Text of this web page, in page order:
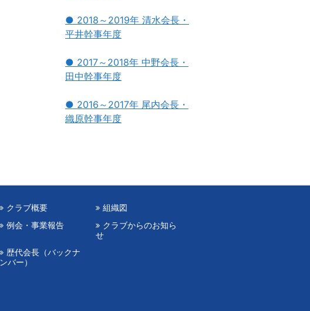
● 2018～2019年 清水会長・
平井幹事年度
● 2017～2018年 中野会長・
田中幹事年度
● 2016～2017年 尾内会長・
織原幹事年度
クラブ概要
組織図
例会・事業報告
クラブからのお知ら
せ
歴代会長（バックナ
ンバー）